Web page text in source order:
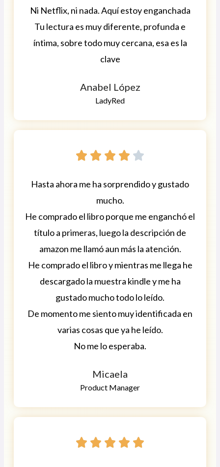
Ni Netflix, ni nada. Aquí estoy enganchada
Tu lectura es muy diferente, profunda e
íntima, sobre todo muy cercana, esa es la
clave
Anabel López
LadyRed
    
Hasta ahora me ha sorprendido y gustado
mucho.
He comprado el libro porque me enganchó el
título a primeras, luego la descripción de
amazon me llamó aun más la atención.
He comprado el libro y mientras me llega he
descargado la muestra kindle y me ha
gustado mucho todo lo leído.
De momento me siento muy identificada en
varias cosas que ya he leído.
No me lo esperaba.
Micaela
Product Manager
    